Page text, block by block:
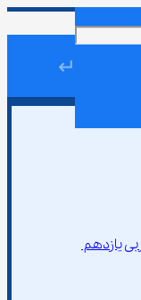
↵
یازدهم